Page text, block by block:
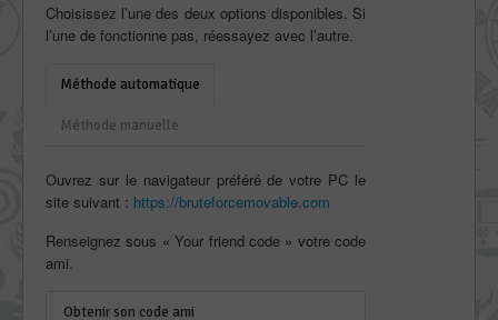
Choisissez l’une des deux options disponibles. Si
l’une de fonctionne pas, réessayez avec l’autre.
Méthode automatique
Méthode manuelle
Ouvrez sur le navigateur préféré de votre PC le
site suivant : https://bruteforcemovable.com
Renseignez sous « Your friend code » votre code
ami.
Obtenir son code ami